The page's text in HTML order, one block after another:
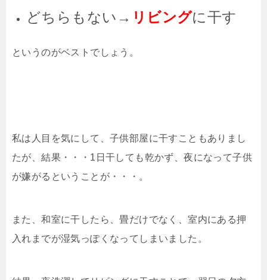
どちらもない→ リビングに干す
というのがベストでしょう。
私は人目を気にして、子供部屋に干すこともありまし
たが、結果・・・1日干しても乾かず、夜になって子供
が嫌がるということが・・・。
また、和室に干したら、畳だけでなく、室内にある押
入れまでが湿気っぽくなってしまいました。